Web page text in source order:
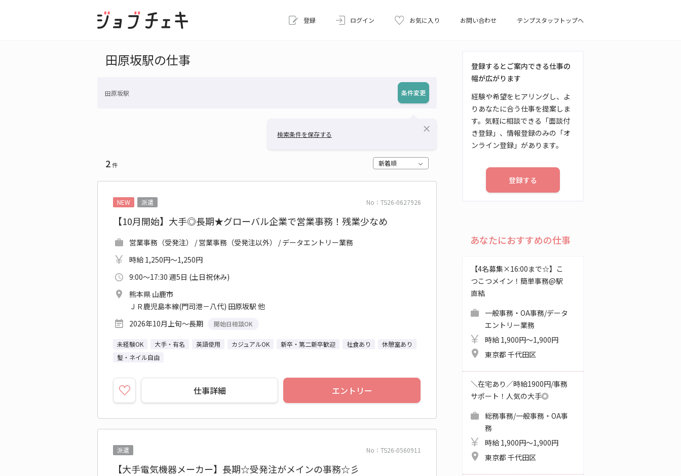
登録 ログイン お気に入り お問い合わせ テンプスタッフトップへ
田原坂駅の仕事
田原坂駅 条件変更
検索条件を保存する
close
2件 新着順
No：TS26-0627926
NEW 派遣
【10月開始】大手◎長期★グローバル企業で営業事務！残業少なめ
営業事務（受発注） / 営業事務（受発注以外） / データエントリー業務
時給 1,250円～1,250円
9:00～17:30 週5日 (土日祝休み)
熊本県 山鹿市
ＪＲ鹿児島本線(門司港－八代) 田原坂駅 他
2026年10月上旬～長期
開始日相談OK
未経験OK 大手・有名 英語使用 カジュアルOK 新卒・第二新卒歓迎 社食あり
休憩室あり
髪・ネイル自由
仕事詳細 エントリー
No：TS26-0560911
派遣
【大手電気機器メーカー】長期☆受発注がメインの事務☆彡
登録するとご案内できる仕事の
幅が広がります
経験や希望をヒアリングし、よ
りあなたに合う仕事を提案しま
す。気軽に相談できる「面談付
き登録」、情報登録のみの「オ
ンライン登録」があります。
登録する
あなたにおすすめの仕事
【4名募集×16:00まで☆】こ
つこつメイン！簡単事務@駅
直結
一般事務・OA事務/データ
エントリー業務
時給 1,900円～1,900円
東京都 千代田区
＼在宅あり／時給1900円/事務
サポート！人気の大手◎
総務事務/一般事務・OA事
務
時給 1,900円～1,900円
東京都 千代田区